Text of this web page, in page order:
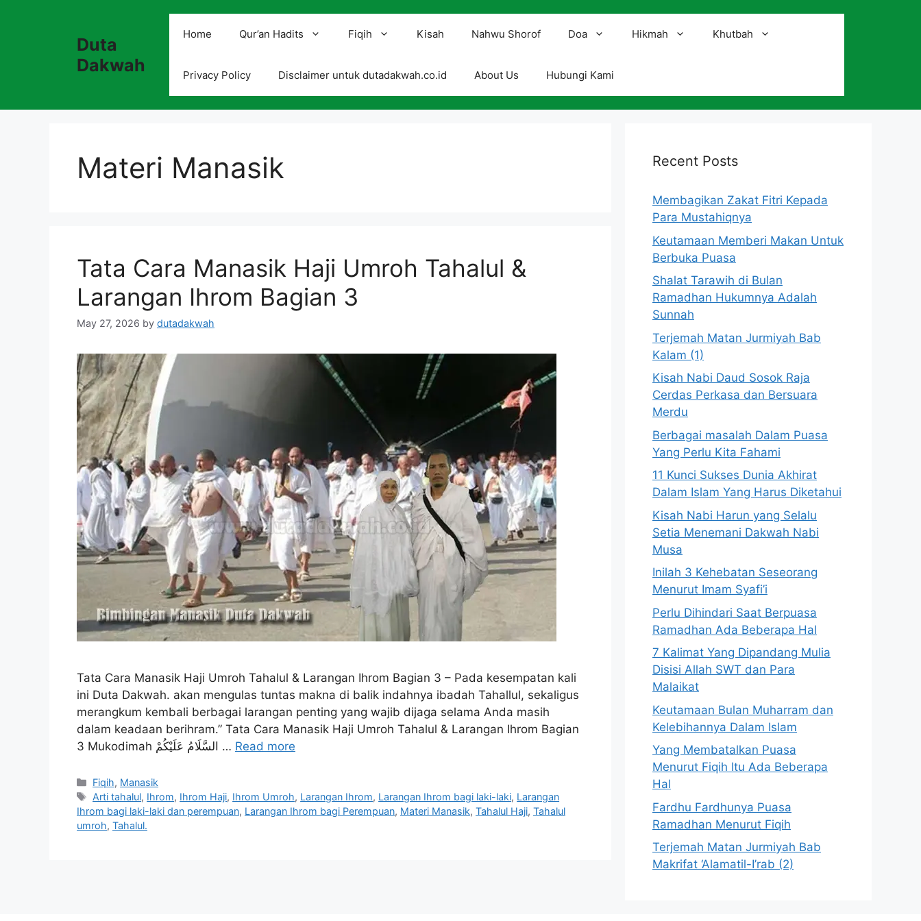
Duta
Dakwah
Home Qur’an Hadits Fiqih Kisah Nahwu Shorof Doa Hikmah Khutbah
Privacy Policy Disclaimer untuk dutadakwah.co.id About Us Hubungi Kami
Materi Manasik
Tata Cara Manasik Haji Umroh Tahalul &
Larangan Ihrom Bagian 3
May 27, 2026 by dutadakwah
Tata Cara Manasik Haji Umroh Tahalul & Larangan Ihrom Bagian 3 – Pada kesempatan kali
ini Duta Dakwah. akan mengulas tuntas makna di balik indahnya ibadah Tahallul, sekaligus
merangkum kembali berbagai larangan penting yang wajib dijaga selama Anda masih
dalam keadaan berihram.” Tata Cara Manasik Haji Umroh Tahalul & Larangan Ihrom Bagian
3 Mukodimah السَّلَامُ عَلَيْكُمْ … Read more
Categories
Fiqih, Manasik
Tags
Arti tahalul, Ihrom, Ihrom Haji, Ihrom Umroh, Larangan Ihrom, Larangan Ihrom bagi laki-laki, Larangan
Ihrom bagi laki-laki dan perempuan, Larangan Ihrom bagi Perempuan, Materi Manasik, Tahalul Haji, Tahalul
umroh, Tahalul.
Recent Posts
Membagikan Zakat Fitri Kepada
Para Mustahiqnya
Keutamaan Memberi Makan Untuk
Berbuka Puasa
Shalat Tarawih di Bulan
Ramadhan Hukumnya Adalah
Sunnah
Terjemah Matan Jurmiyah Bab
Kalam (1)
Kisah Nabi Daud Sosok Raja
Cerdas Perkasa dan Bersuara
Merdu
Berbagai masalah Dalam Puasa
Yang Perlu Kita Fahami
11 Kunci Sukses Dunia Akhirat
Dalam Islam Yang Harus Diketahui
Kisah Nabi Harun yang Selalu
Setia Menemani Dakwah Nabi
Musa
Inilah 3 Kehebatan Seseorang
Menurut Imam Syafi’i
Perlu Dihindari Saat Berpuasa
Ramadhan Ada Beberapa Hal
7 Kalimat Yang Dipandang Mulia
Disisi Allah SWT dan Para
Malaikat
Keutamaan Bulan Muharram dan
Kelebihannya Dalam Islam
Yang Membatalkan Puasa
Menurut Fiqih Itu Ada Beberapa
Hal
Fardhu Fardhunya Puasa
Ramadhan Menurut Fiqih
Terjemah Matan Jurmiyah Bab
Makrifat ‘Alamatil-I’rab (2)